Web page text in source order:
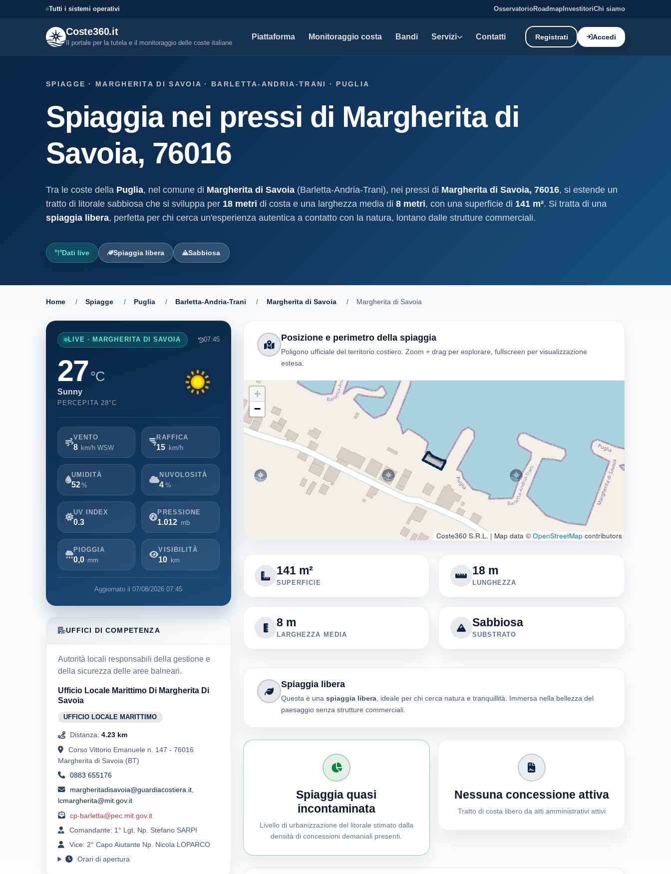
Tutti i sistemi operativi OsservatorioRoadmap InvestitoriChi siamo
Coste360.it
Il portale per la tutela e il monitoraggio delle coste italiane
Piattaforma Monitoraggio costa Bandi Servizi
Visure, fascicoli, verifica concessioni e
altro.
Visura concessione demaniale
marittima
Un documento sintetico della concessione
demaniale marittima
demaniale marittima
Storico completo ed evolutivo della
Soluzioni per studi tecnici, legali e PA.
Modello D1
Atti, soggetti e canoni del demanio
marittimo.
I nostri dati
Open data costieri aggiornati mensilmente.
Contatti Registrati Accedi
SPIAGGE · MARGHERITA DI SAVOIA · BARLETTA-ANDRIA-TRANI · PUGLIA
Spiaggia nei pressi di Margherita di
Savoia, 76016
Tra le coste della Puglia, nel comune di Margherita di Savoia (Barletta-Andria-Trani), nei pressi di Margherita di Savoia, 76016, si estende un
tratto di litorale sabbiosa che si sviluppa per 18 metri di costa e una larghezza media di 8 metri, con una superficie di 141 m². Si tratta di una
spiaggia libera, perfetta per chi cerca un'esperienza autentica a contatto con la natura, lontano dalle strutture commerciali.
Dati live Spiaggia libera Sabbiosa
Home / Spiagge / Puglia / Barletta-Andria-Trani / Margherita di Savoia / Margherita di Savoia
Posizione e perimetro della spiaggia
Poligono ufficiale del territorio costiero. Zoom + drag per esplorare, fullscreen per visualizzazione
estesa.
+
−
Coste360 S.R.L. | Map data © OpenStreetMap contributors
141 m²
SUPERFICIE
18 m
LUNGHEZZA
8 m
LARGHEZZA MEDIA
Sabbiosa
SUBSTRATO
Spiaggia libera
Questa è una spiaggia libera, ideale per chi cerca natura e tranquillità. Immersa nella bellezza del
paesaggio senza strutture commerciali.
Spiaggia quasi
incontaminata
Livello di urbanizzazione del litorale stimato dalla
densità di concessioni demaniali presenti.
Nessuna concessione attiva
Tratto di costa libero da atti amministrativi attivi
LIVE · MARGHERITA DI SAVOIA 07:45
27°C
Sunny
PERCEPITA 28°C
VENTO
8 km/h WSW
RAFFICA
15 km/h
UMIDITÀ
52%
NUVOLOSITÀ
4 %
UV INDEX
0.3
PRESSIONE
1.012 mb
PIOGGIA
0,0 mm
VISIBILITÀ
10 km
Aggiornato il 07/08/2026 07:45
UFFICI DI COMPETENZA
Autorità locali responsabili della gestione e
della sicurezza delle aree balneari.
Ufficio Locale Marittimo Di Margherita Di
Savoia
UFFICIO LOCALE MARITTIMO
Distanza: 4.23 km
Corso Vittorio Emanuele n. 147 - 76016
Margherita di Savoia (BT)
0883 655176
margheritadisavoia@guardiacostiera.it,
lcmargherita@mit.gov.it
cp-barletta@pec.mit.gov.it
Comandante: 1° Lgt. Np. Stefano SARPI
Vice: 2° Capo Aiutante Np. Nicola LOPARCO
Orari di apertura